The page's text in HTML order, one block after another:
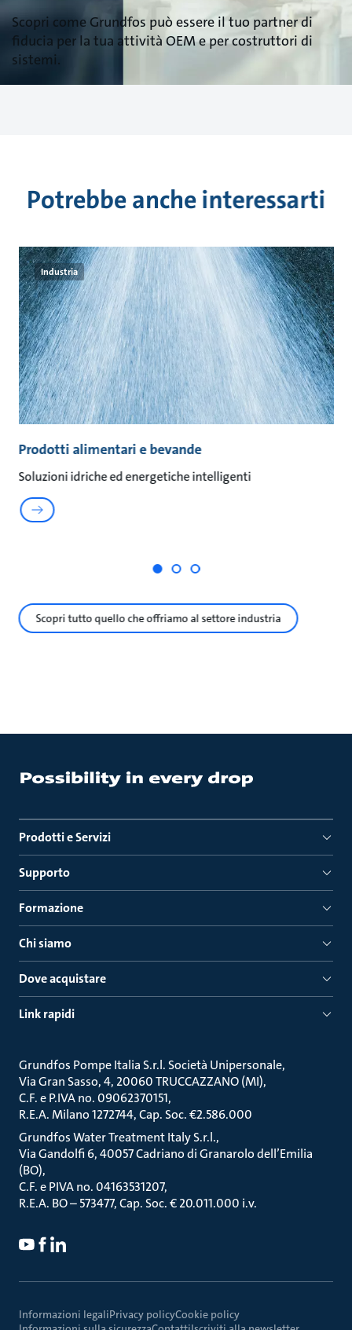
Scopri come Grundfos può essere il tuo partner di
fiducia per la tua attività OEM e per costruttori di
sistemi.
Potrebbe anche interessarti
Industria
Prodotti alimentari e bevande
Soluzioni idriche ed energetiche intelligenti
Scopri tutto quello che offriamo al settore industria
Prodotti e Servizi
Supporto
Formazione
Chi siamo
Dove acquistare
Link rapidi
Grundfos Pompe Italia S.r.l. Società Unipersonale
Via Gran Sasso, 4, 20060 TRUCCAZZANO (MI)
C.F. e P.IVA no. 09062370151
R.E.A. Milano 1272744, Cap. Soc. €2.586.000
Grundfos Water Treatment Italy S.r.l.
Via Gandolfi 6, 40057 Cadriano di Granarolo dell’Emilia
(BO)
C.F. e PIVA no. 04163531207
R.E.A. BO – 573477, Cap. Soc. € 20.011.000 i.v.
Informazioni legaliPrivacy policyCookie policy